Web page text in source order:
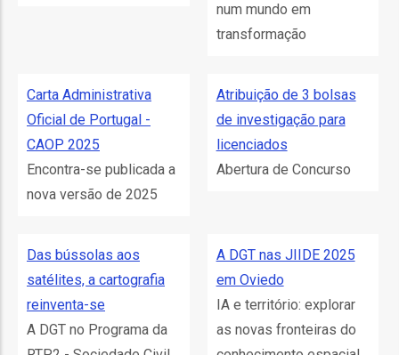
num mundo em
transformação
Carta Administrativa
Oficial de Portugal -
CAOP 2025
Encontra-se publicada a
nova versão de 2025
Atribuição de 3 bolsas
de investigação para
licenciados
Abertura de Concurso
Das bússolas aos
satélites, a cartografia
reinventa-se
A DGT no Programa da
A DGT nas JIIDE 2025
em Oviedo
IA e território: explorar
as novas fronteiras do